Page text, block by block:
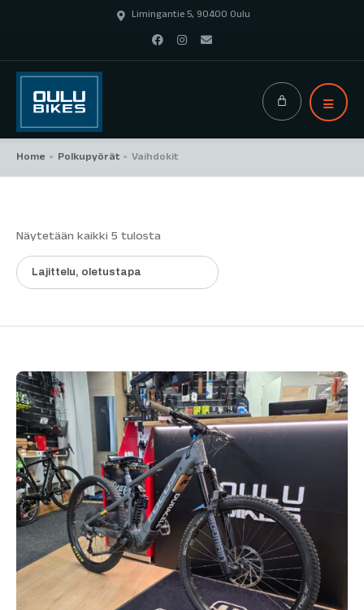
Limingantie 5, 90400 Oulu
Home > Polkupyörät > Vaihdokit
Näytetään kaikki 5 tulosta